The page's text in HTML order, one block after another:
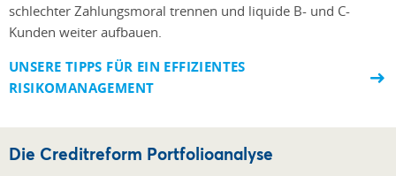
schlechter Zahlungsmoral trennen und liquide B- und C-
Kunden weiter aufbauen.
UNSERE TIPPS FÜR EIN EFFIZIENTES
RISIKOMANAGEMENT
Die Creditreform Portfolioanalyse